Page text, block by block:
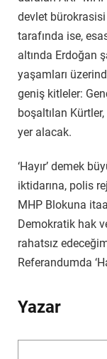
devlet bürokrasisi
tarafında ise,
altında Erdoğan
yaşamları
geniş kitleler:
boşaltılan
yer alacak.
‘Hayır’ demek
iktidarına, polis
MHP Blokuna
Demokratik hak
rahatsız
Referandumda
Yazar